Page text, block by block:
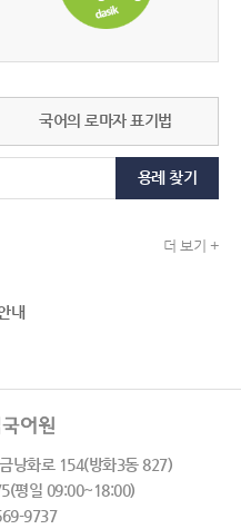
국어의 로마자 표기법
용례 찾기
더 보기 +
내
낭화로 154(방화3동 827)
평일 09:00~18:00)
9737